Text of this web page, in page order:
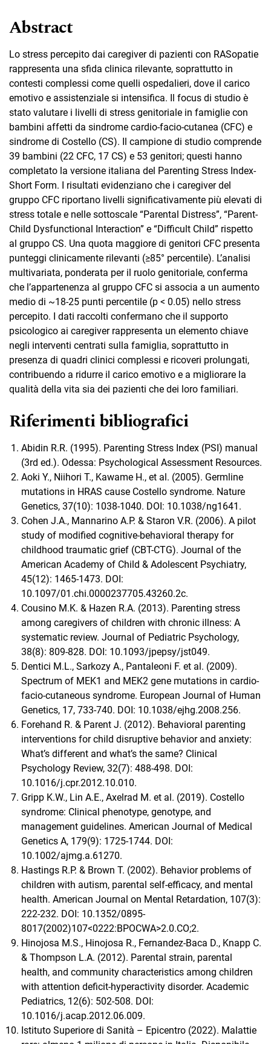
Abstract
Lo stress percepito dai caregiver di pazienti con RASopatie
rappresenta una sfida clinica rilevante, soprattutto in
contesti complessi come quelli ospedalieri, dove il carico
emotivo e assistenziale si intensifica. Il focus di studio è
stato valutare i livelli di stress genitoriale in famiglie con
bambini affetti da sindrome cardio-facio-cutanea (CFC) e
sindrome di Costello (CS). Il campione di studio comprende
39 bambini (22 CFC, 17 CS) e 53 genitori; questi hanno
completato la versione italiana del Parenting Stress Index-
Short Form. I risultati evidenziano che i caregiver del
gruppo CFC riportano livelli significativamente più elevati di
stress totale e nelle sottoscale “Parental Distress”, “Parent-
Child Dysfunctional Interaction” e “Difficult Child” rispetto
al gruppo CS. Una quota maggiore di genitori CFC presenta
punteggi clinicamente rilevanti (≥85° percentile). L’analisi
multivariata, ponderata per il ruolo genitoriale, conferma
che l’appartenenza al gruppo CFC si associa a un aumento
medio di ~18-25 punti percentile (p < 0.05) nello stress
percepito. I dati raccolti confermano che il supporto
psicologico ai caregiver rappresenta un elemento chiave
negli interventi centrati sulla famiglia, soprattutto in
presenza di quadri clinici complessi e ricoveri prolungati,
contribuendo a ridurre il carico emotivo e a migliorare la
qualità della vita sia dei pazienti che dei loro familiari.
Riferimenti bibliografici
Abidin R.R. (1995). Parenting Stress Index (PSI) manual
(3rd ed.). Odessa: Psychological Assessment Resources.
Aoki Y., Niihori T., Kawame H., et al. (2005). Germline
mutations in HRAS cause Costello syndrome. Nature
Genetics, 37(10): 1038-1040. DOI: 10.1038/ng1641.
Cohen J.A., Mannarino A.P. & Staron V.R. (2006). A pilot
study of modified cognitive-behavioral therapy for
childhood traumatic grief (CBT-CTG). Journal of the
American Academy of Child & Adolescent Psychiatry,
45(12): 1465-1473. DOI:
10.1097/01.chi.0000237705.43260.2c.
Cousino M.K. & Hazen R.A. (2013). Parenting stress
among caregivers of children with chronic illness: A
systematic review. Journal of Pediatric Psychology,
38(8): 809-828. DOI: 10.1093/jpepsy/jst049.
Dentici M.L., Sarkozy A., Pantaleoni F. et al. (2009).
Spectrum of MEK1 and MEK2 gene mutations in cardio-
facio-cutaneous syndrome. European Journal of Human
Genetics, 17, 733-740. DOI: 10.1038/ejhg.2008.256.
Forehand R. & Parent J. (2012). Behavioral parenting
interventions for child disruptive behavior and anxiety:
What’s different and what’s the same? Clinical
Psychology Review, 32(7): 488-498. DOI:
10.1016/j.cpr.2012.10.010.
Gripp K.W., Lin A.E., Axelrad M. et al. (2019). Costello
syndrome: Clinical phenotype, genotype, and
management guidelines. American Journal of Medical
Genetics A, 179(9): 1725-1744. DOI:
10.1002/ajmg.a.61270.
Hastings R.P. & Brown T. (2002). Behavior problems of
children with autism, parental self-efficacy, and mental
health. American Journal on Mental Retardation, 107(3):
222-232. DOI: 10.1352/0895-
8017(2002)107<0222:BPOCWA>2.0.CO;2.
Hinojosa M.S., Hinojosa R., Fernandez-Baca D., Knapp C.
& Thompson L.A. (2012). Parental strain, parental
health, and community characteristics among children
with attention deficit-hyperactivity disorder. Academic
Pediatrics, 12(6): 502-508. DOI:
10.1016/j.acap.2012.06.009.
Istituto Superiore di Sanità – Epicentro (2022). Malattie